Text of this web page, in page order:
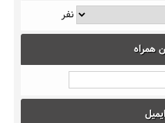
نفر
همراه
ایمیل